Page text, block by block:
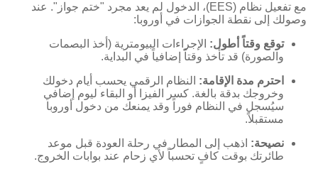
مع تفعيل نظام (EES)، الدخول لم يعد مجرد "ختم جواز". عند
وصولك إلى نقطة الجوازات في أوروبا:
توقع وقتاً أطول: الإجراءات البيومترية (أخذ البصمات
والصورة) قد تأخذ وقتاً إضافياً في البداية.
احترم مدة الإقامة: النظام الرقمي يحسب أيام دخولك
وخروجك بدقة بالغة. كسر الفيزا أو البقاء ليوم إضافي
سيُسجل في النظام فوراً وقد يمنعك من دخول أوروبا
مستقبلاً.
نصيحة: اذهب إلى المطار في رحلة العودة قبل موعد
طائرتك بوقت كافٍ تحسباً لأي زحام عند بوابات الخروج.